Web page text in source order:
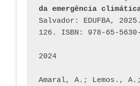
da emergência
Salvador: EDUFBA,
126. ISBN: 978-65-
2024
Amaral, A.; Lemos.,